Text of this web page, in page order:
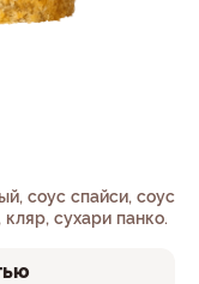
соус спайси, соус
сухари панко.